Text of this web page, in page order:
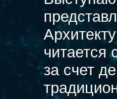
читается
за счет